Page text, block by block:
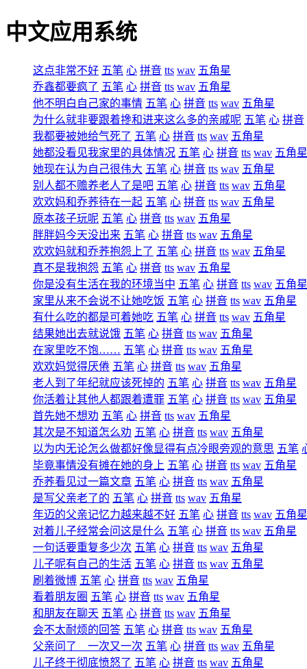
中文应用系统
这点非常不好 五笔 心 拼音 tts wav 五角星
乔鑫都要疯了 五笔 心 拼音 tts wav 五角星
他不明白自己家的事情 五笔 心 拼音 tts wav 五角星
为什么就非要跟着搀和进来这么多的亲戚呢 五笔 心 拼音
我都要被她给气死了 五笔 心 拼音 tts wav 五角星
她都没看见我家里的具体情况 五笔 心 拼音 tts wav 五角星
她现在认为自己很伟大 五笔 心 拼音 tts wav 五角星
别人都不赡养老人了是吧 五笔 心 拼音 tts wav 五角星
欢欢妈和乔荞待在一起 五笔 心 拼音 tts wav 五角星
原本孩子玩呢 五笔 心 拼音 tts wav 五角星
胖胖妈今天没出来 五笔 心 拼音 tts wav 五角星
欢欢妈就和乔荞抱怨上了 五笔 心 拼音 tts wav 五角星
真不是我抱怨 五笔 心 拼音 tts wav 五角星
你是没有生活在我的环境当中 五笔 心 拼音 tts wav 五角星
家里从来不会说不让她吃饭 五笔 心 拼音 tts wav 五角星
有什么吃的都是可着她吃 五笔 心 拼音 tts wav 五角星
结果她出去就说饿 五笔 心 拼音 tts wav 五角星
在家里吃不饱…… 五笔 心 拼音 tts wav 五角星
欢欢妈觉得厌倦 五笔 心 拼音 tts wav 五角星
老人到了年纪就应该死掉的 五笔 心 拼音 tts wav 五角星
你活着让其他人都跟着遭罪 五笔 心 拼音 tts wav 五角星
首先她不想劝 五笔 心 拼音 tts wav 五角星
其次是不知道怎么劝 五笔 心 拼音 tts wav 五角星
以为内无论怎么做都好像显得有点冷眼旁观的意思 五笔
毕竟事情没有摊在她的身上 五笔 心 拼音 tts wav 五角星
乔荞看见过一篇文章 五笔 心 拼音 tts wav 五角星
是写父亲老了的 五笔 心 拼音 tts wav 五角星
年迈的父亲记忆力越来越不好 五笔 心 拼音 tts wav 五角星
对着儿子经常会问这是什么 五笔 心 拼音 tts wav 五角星
一句话要重复多少次 五笔 心 拼音 tts wav 五角星
儿子呢有自己的生活 五笔 心 拼音 tts wav 五角星
刷着微博 五笔 心 拼音 tts wav 五角星
看着朋友圈 五笔 心 拼音 tts wav 五角星
和朋友在聊天 五笔 心 拼音 tts wav 五角星
会不太耐烦的回答 五笔 心 拼音 tts wav 五角星
父亲问了 一次又一次 五笔 心 拼音 tts wav 五角星
儿子终于彻底愤怒了 五笔 心 拼音 tts wav 五角星